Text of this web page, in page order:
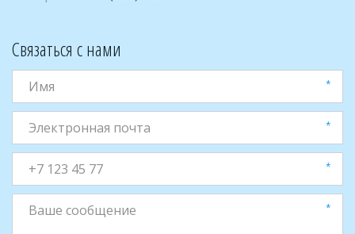
Связаться с нами
*
*
*
*